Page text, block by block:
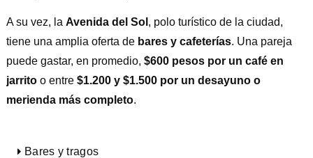
A su vez, la Avenida del Sol , polo turístico de la ciudad,
tiene una amplia oferta de bares y cafeterías. Una pareja
puede gastar, en promedio, $600 pesos por un café en
jarritoo entre $1.200 y $1.500 por un desayuno o
merienda más completo.
Bares y tragos